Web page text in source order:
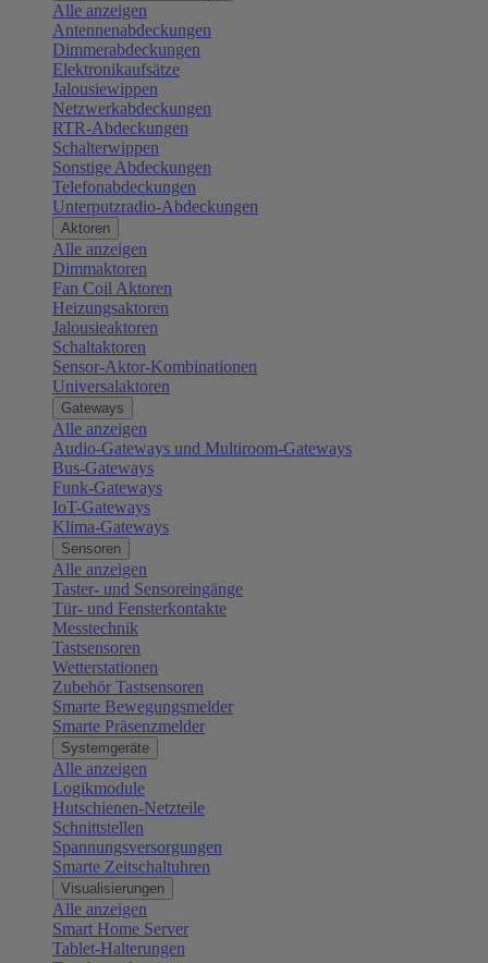
Alle anzeigen
Antennenabdeckungen
Dimmerabdeckungen
Elektronikaufsätze
Jalousiewippen
Netzwerkabdeckungen
RTR-Abdeckungen
Schalterwippen
Sonstige Abdeckungen
Telefonabdeckungen
Unterputzradio-Abdeckungen
Aktoren
Alle anzeigen
Dimmaktoren
Fan Coil Aktoren
Heizungsaktoren
Jalousieaktoren
Schaltaktoren
Sensor-Aktor-Kombinationen
Universalaktoren
Gateways
Alle anzeigen
Audio-Gateways und Multiroom-Gateways
Bus-Gateways
Funk-Gateways
IoT-Gateways
Klima-Gateways
Sensoren
Alle anzeigen
Taster- und Sensoreingänge
Tür- und Fensterkontakte
Messtechnik
Tastsensoren
Wetterstationen
Zubehör Tastsensoren
Smarte Bewegungsmelder
Smarte Präsenzmelder
Systemgeräte
Alle anzeigen
Logikmodule
Hutschienen-Netzteile
Schnittstellen
Spannungsversorgungen
Smarte Zeitschaltuhren
Visualisierungen
Alle anzeigen
Smart Home Server
Tablet-Halterungen